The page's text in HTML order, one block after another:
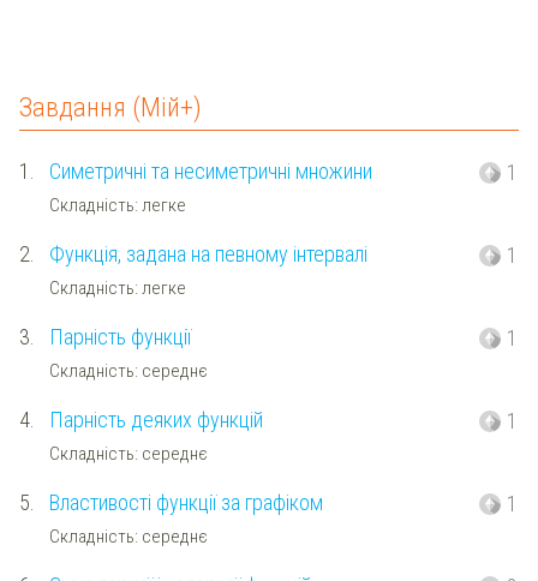
Завдання (Мій+)
1. Симетричні та несиметричні множини
Складність: легке
1
2. Функція, задана на певному інтервалі
Складність: легке
1
3. Парність функції
Складність: середнє
1
4. Парність деяких функцій
Складність: середнє
1
5. Властивості функції за графіком
Складність: середнє
1